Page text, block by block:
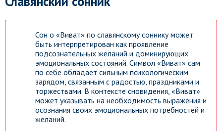
Сон о «Виват» по славянскому соннику может
быть интерпретирован как проявление
подсознательных желаний и доминирующих
эмоциональных состояний. Символ «Виват» сам
по себе обладает сильным психологическим
зарядом, связанным с радостью, праздниками и
торжествами. В контексте сновидения, «Виват»
может указывать на необходимость выражения и
осознания своих эмоциональных потребностей и
желаний.